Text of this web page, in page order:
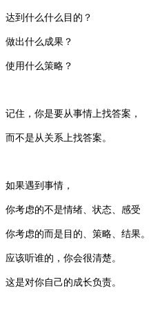
达到什么什么目的？
做出什么成果？
使用什么策略？
记住，你是要从事情上找答案，
而不是从关系上找答案。
如果遇到事情，
你考虑的不是情绪、状态、感受
你考虑的而是目的、策略、结果。
应该听谁的，你会很清楚。
这是对你自己的成长负责。